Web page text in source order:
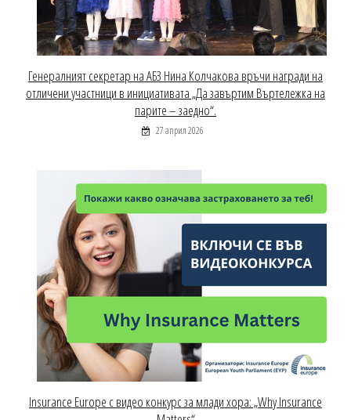
Генералният секретар на АБЗ Нина Колчакова връчи награди на
отличени участници в инициативата „Да завъртим Въртележка на
парите – заедно“.
27 април 2026
Insurance Europe с видео конкурс за млади хора: „Why Insurance